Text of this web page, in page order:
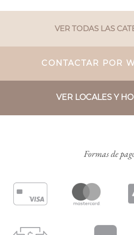
VER TODAS LAS
CONTACTAR POR
VER LOCALES Y
Formas de